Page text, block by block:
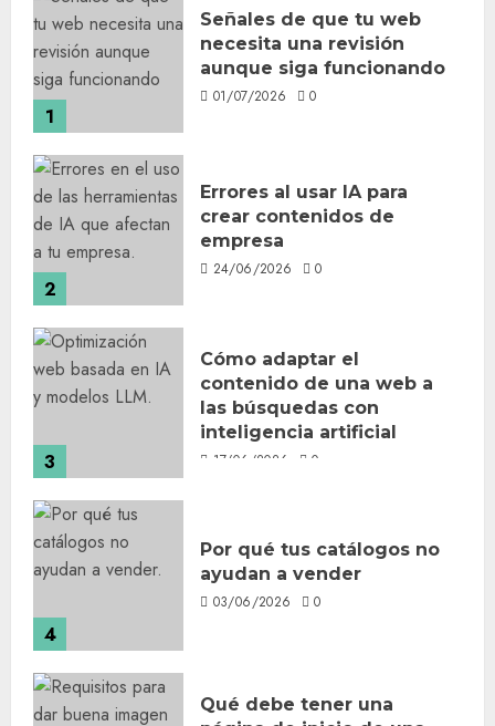
1
Señales de que tu web
necesita una revisión
aunque siga funcionando
01/07/2026 0
2
Errores al usar IA para
crear contenidos de
empresa
24/06/2026 0
3
Cómo adaptar el
contenido de una web a
las búsquedas con
inteligencia artificial
17/06/2026 0
4
Por qué tus catálogos no
ayudan a vender
03/06/2026 0
Qué debe tener una